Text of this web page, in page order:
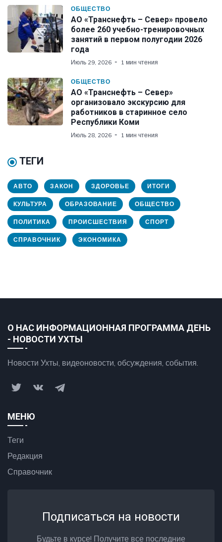
ОБЩЕСТВО
АО «Транснефть – Север» провело
более 260 учебно-тренировочных
занятий в первом полугодии 2026
года
Июль 29, 2026 1 мин чтения
ОБЩЕСТВО
АО «Транснефть – Север»
организовало экскурсию для
работников в старинное село
Республики Коми
Июль 28, 2026 1 мин чтения
ТЕГИ
АВТО ЗАКОН ЗДОРОВЬЕ ИТОГИ
КУЛЬТУРА ОБРАЗОВАНИЕ ОБЩЕСТВО
ПОЛИТИКА ПРОИСШЕСТВИЯ СПОРТ
СПРАВОЧНИК ЭКОНОМИКА
О НАС ИНФОРМАЦИОННАЯ ПРОГРАММА ДЕНЬ
- НОВОСТИ УХТЫ
Новости Ухты, видеоновости, обсуждения, события.
МЕНЮ
Теги
Редакция
Справочник
Подписаться на новости
Будьте в курсе! Получите все последние